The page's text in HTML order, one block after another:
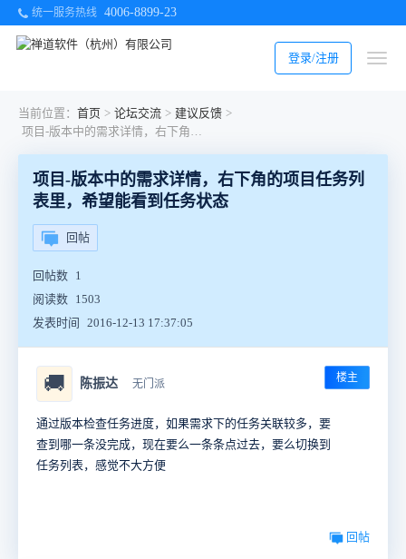
统一服务热线 4006-8899-23
登录/注册
当前位置： 首页 > 论坛交流 > 建议反馈 >
项目-版本中的需求详情，右下角的项目任务列表里，希望能看到任务状态
项目-版本中的需求详情，右下角的项目任务列
表里，希望能看到任务状态
回帖
回帖数 1
阅读数 1503
发表时间
2016-12-13 17:37:05
🚚 陈振达 无门派 楼主
通过版本检查任务进度，如果需求下的任务关联较多，要
查到哪一条没完成，现在要么一条条点过去，要么切换到
任务列表，感觉不大方便
回帖